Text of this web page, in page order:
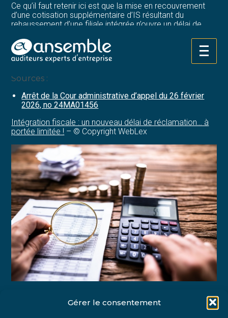
Gérer le consentement
Aller
au
Ce qu’il faut retenir ici est que la mise en recouvrement
d’une cotisation supplémentaire d’IS résultant du
rehaussement d’une filiale intégrée n’ouvre un délai de
rehaussement. La société mère ne peut s’en prévaloir
pour corriger une erreur affectant son propre résultat
individuel.
Sources :
Arrêt de la Cour administrative d’appel du 26 février
2026, no 24MA01456
Intégration fiscale : un nouveau délai de réclamation… à
portée limitée ! – © Copyright WebLex